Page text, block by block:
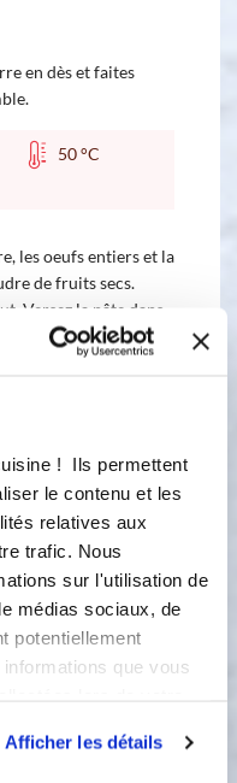
! Ils permettent
le contenu et les
relatives aux
trafic. Nous
sur l'utilisation de
médias sociaux, de
potentiellement
que vous
Afficher les détails
en dès et faites
50 °C
les oeufs entiers et la
de fruits secs.
Versez la pâte dans
Mini Cubes. On peut
à douille (grosse
pour 10 min. A la
ont tiédis,
caramel beurre salé
que vous aurez fait
I-cookin bien-sûr!.
n'en mangez qu'une
je vous surveille!.